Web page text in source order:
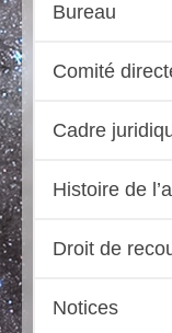
Bureau
Comité
Cadre
Histoire de
Droit de
Notices